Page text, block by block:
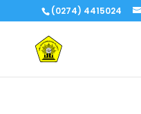
(0274) 4415024